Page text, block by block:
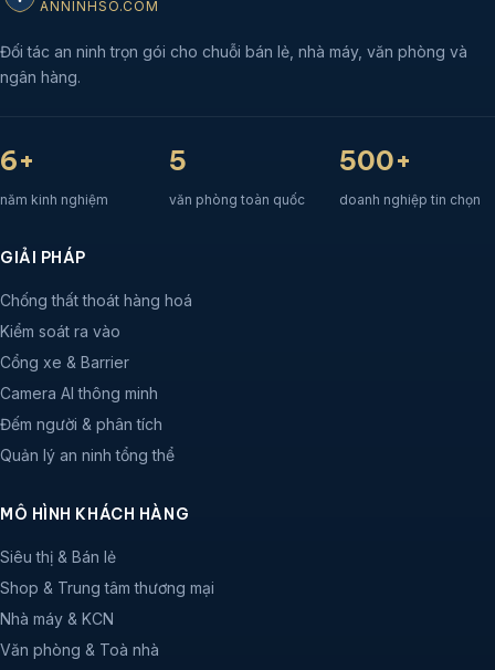
ANNINHSO.COM
Đối tác an ninh trọn gói cho chuỗi bán lẻ, nhà máy, văn phòng và
ngân hàng.
6+
năm kinh nghiệm
5
văn phòng toàn quốc
500+
doanh nghiệp tin chọn
GIẢI PHÁP
Chống thất thoát hàng hoá
Kiểm soát ra vào
Cổng xe & Barrier
Camera AI thông minh
Đếm người & phân tích
Quản lý an ninh tổng thể
MÔ HÌNH KHÁCH HÀNG
Siêu thị & Bán lẻ
Shop & Trung tâm thương mại
Nhà máy & KCN
Văn phòng & Toà nhà